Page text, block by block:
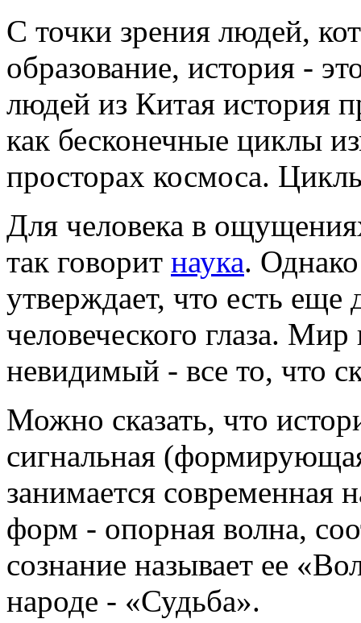
С точки зрения людей,
образование, история -
людей из Китая история
как бесконечные циклы
просторах космоса.
Для человека в
так говорит наука.
утверждает, что есть
человеческого глаза.
невидимый - все то, что
Можно сказать, что
сигнальная
занимается современная
форм - опорная волна,
сознание называет ее
народе - «Судьба».